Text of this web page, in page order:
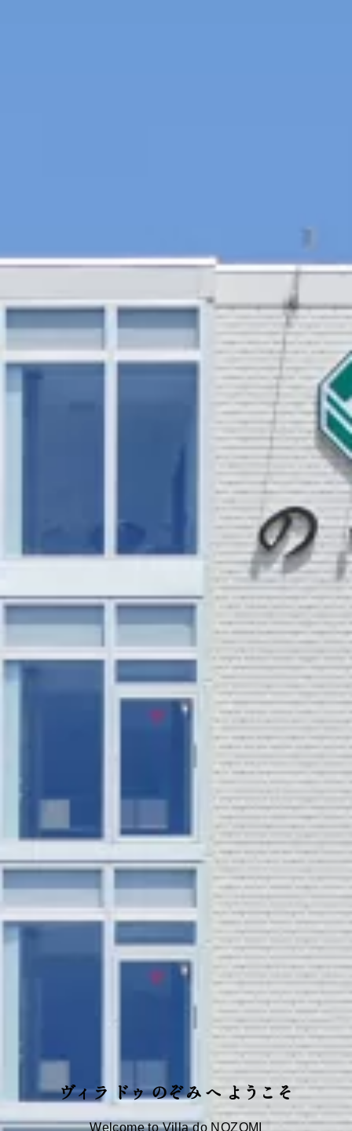
ヴィラ ドゥ のぞみ へ ようこそ
Welcome to Villa do NOZOMI